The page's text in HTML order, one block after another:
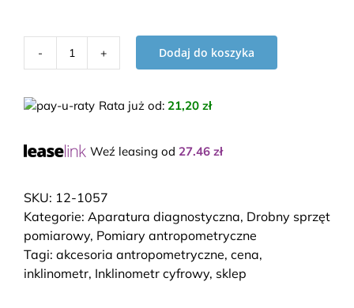
ilość
cyfrowy
Dodaj do koszyka
Rata już od: 21,20 zł
Weź leasing od 27.46 zł
SKU: 12-1057
Kategorie: Aparatura diagnostyczna, Drobny sprzęt
pomiarowy, Pomiary antropometryczne
Tagi: akcesoria antropometryczne, cena,
inklinometr, Inklinometr cyfrowy, sklep